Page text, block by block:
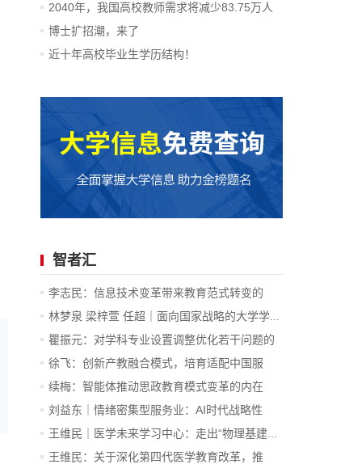
2040年，我国高校教师需求将减少83.75万人
博士扩招潮，来了
近十年高校毕业生学历结构！
智者汇
李志民：信息技术变革带来教育范式转变的
内...
林梦泉 梁梓萱 任超｜面向国家战略的大学学...
瞿振元：对学科专业设置调整优化若干问题的
认识
徐飞：创新产教融合模式，培育适配中国服
务...
续梅：智能体推动思政教育模式变革的内在
逻...
刘益东｜情绪密集型服务业：AI时代战略性
新...
王维民｜医学未来学习中心：走出“物理基建...
王维民：关于深化第四代医学教育改革，推